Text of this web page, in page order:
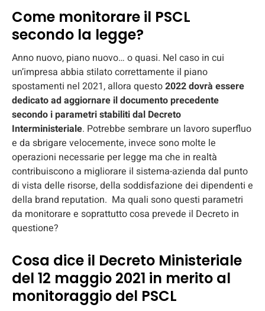
Come monitorare il PSCL
secondo la legge?
Anno nuovo, piano nuovo… o quasi. Nel caso in cui
un’impresa abbia stilato correttamente il piano
spostamenti nel 2021, allora questo2022 dovrà essere
dedicato ad aggiornare il documento precedente
secondo i parametri stabiliti dal Decreto
Interministeriale. Potrebbe sembrare un lavoro superfluo
e da sbrigare velocemente, invece sono molte le
operazioni necessarie per legge ma che in realtà
contribuiscono a migliorare il sistema-azienda dal punto
di vista delle risorse, della soddisfazione dei dipendenti e
della brand reputation. Ma quali sono questi parametri
da monitorare e soprattutto cosa prevede il Decreto in
questione?
Cosa dice il Decreto Ministeriale
del 12 maggio 2021 in merito al
monitoraggio del PSCL